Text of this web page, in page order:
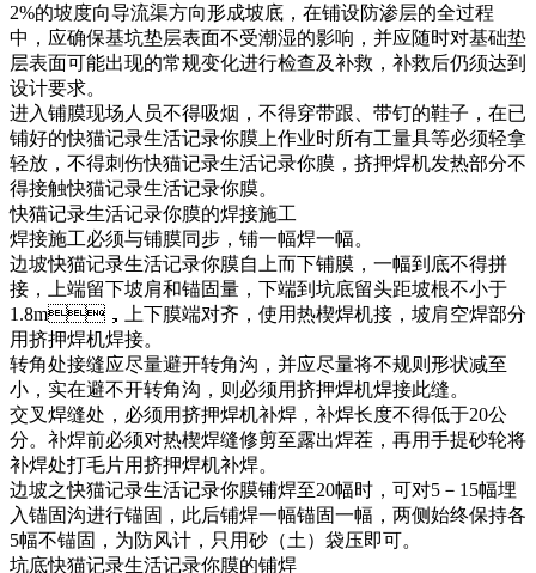
2%的坡度向导流渠方向形成坡底，在铺设防渗层的全过程
中，应确保基坑垫层表面不受潮湿的影响，并应随时对基础垫
层表面可能出现的常规变化进行检查及补救，补救后仍须达到
设计要求。
进入铺膜现场人员不得吸烟，不得穿带跟、带钉的鞋子，在已
铺好的快猫记录生活记录你膜上作业时所有工量具等必须轻拿
轻放，不得刺伤快猫记录生活记录你膜，挤押焊机发热部分不
得接触快猫记录生活记录你膜。
快猫记录生活记录你膜的焊接施工
焊接施工必须与铺膜同步，铺一幅焊一幅。
边坡快猫记录生活记录你膜自上而下铺膜，一幅到底不得拼
接，上端留下坡肩和锚固量，下端到坑底留头距坡根不小于
1.8m，上下膜端对齐，使用热楔焊机接，坡肩空焊部分
用挤押焊机焊接。
转角处接缝应尽量避开转角沟，并应尽量将不规则形状减至
小，实在避不开转角沟，则必须用挤押焊机焊接此缝。
交叉焊缝处，必须用挤押焊机补焊，补焊长度不得低于20公
分。补焊前必须对热楔焊缝修剪至露出焊茬，再用手提砂轮将
补焊处打毛片用挤押焊机补焊。
边坡之快猫记录生活记录你膜铺焊至20幅时，可对5－15幅埋
入锚固沟进行锚固，此后铺焊一幅锚固一幅，两侧始终保持各
5幅不锚固，为防风计，只用砂（土）袋压即可。
坑底快猫记录生活记录你膜的铺焊